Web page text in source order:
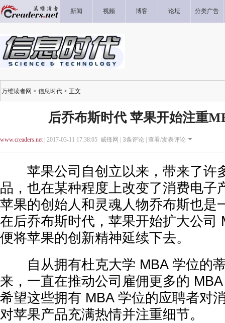
新闻 视频 博客 论坛 分类广告
万维读者网 > 信息时代 > 正文
后乔布斯时代 苹果开始注重
www.creaders.net| 2017-03-11 17:38:05 威锋网 | 3条评论 | 查看/发表评论
苹果公司自创立以来，带来了许
品，也在某种程度上改变了消费电子
苹果的创始人和灵魂人物乔布斯也是
在后乔布斯时代，苹果开始扩大公司
便将苹果的创新精神延续下去。
自从拥有杜克大学 MBA 学位的
来，一直在推动公司雇佣更多的
希望这些拥有 MBA 学位的应聘者对
对苹果产品充满热情并注重细节。